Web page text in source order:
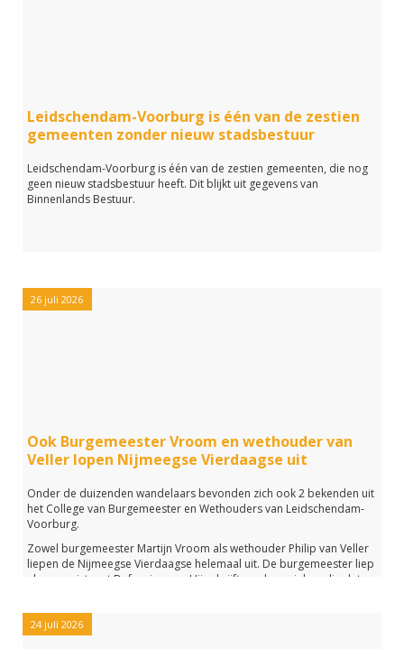
Leidschendam-Voorburg is één van de zestien
gemeenten zonder nieuw stadsbestuur
Leidschendam-Voorburg is één van de zestien gemeenten, die nog
geen nieuw stadsbestuur heeft. Dit blijkt uit gegevens van
Binnenlands Bestuur.
26 juli 2026
Ook Burgemeester Vroom en wethouder van
Veller lopen Nijmeegse Vierdaagse uit
Onder de duizenden wandelaars bevonden zich ook 2 bekenden uit
het College van Burgemeester en Wethouders van Leidschendam-
Voorburg.
Zowel burgemeester Martijn Vroom als wethouder Philip van Veller
liepen de Nijmeegse Vierdaagse helemaal uit. De burgemeester liep
als reservist met Defensie mee. Hij schrijft op de social media dat
burgervader uit ook veel respect voor de organisatie, de verzorgers
en alle deelnemers van het internationale wandelevenement.
24 juli 2026